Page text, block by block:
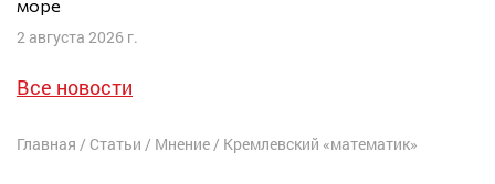
море
2 августа 2026 г.
Все новости
Главная / Статьи / Мнение/ Кремлевский «математик»